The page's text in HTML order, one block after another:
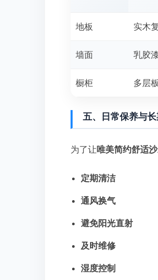
地板 实木
墙面 乳胶
橱柜 多层
五、日常保养与
为了让唯美简约舒适
定期清洁
通风换气
避免阳光直射
及时维修
湿度控制